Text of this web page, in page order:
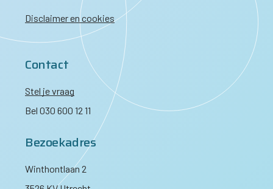
Disclaimer en cookies
Contact
Stel je vraag
Bel 030 600 12 11
Bezoekadres
Winthontlaan 2